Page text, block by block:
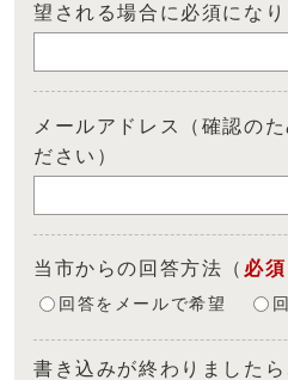
望される場合に必須になり
メールアドレス（確認の
ださい）
当市からの回答方法 （ 必須
回答をメールで希望
書き込みが終わりました